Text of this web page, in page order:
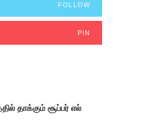
FOLLOW
PIN
தாக்கும் சூப்பர் எல்